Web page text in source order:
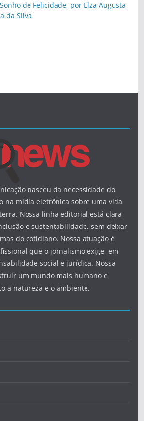
de Felicidade, por Elza Augusta
da Silva
nasceu da necessidade do
na mídia eletrônica sobre uma vida
Nossa linha editorial está clara
e sustentabilidade, sem deixar
do cotidiano. Nossa atuação é
que o jornalismo exige, em
social e jurídica. Nossa
um mundo mais humano e
a natureza e o ambiente.